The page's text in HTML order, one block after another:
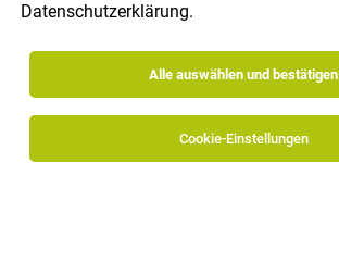
Datenschutzerklärung.
Alle auswählen und bestätigen
Cookie-Einstellungen